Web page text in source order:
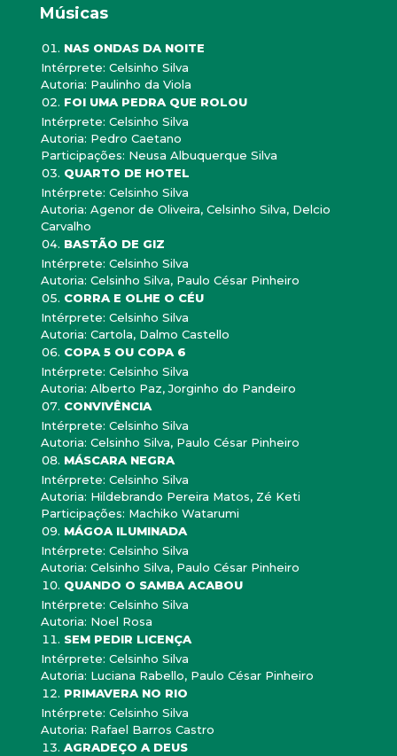
Músicas
NAS ONDAS DA NOITE
Intérprete: Celsinho Silva
Autoria: Paulinho da Viola
FOI UMA PEDRA QUE ROLOU
Intérprete: Celsinho Silva
Autoria: Pedro Caetano
Participações: Neusa Albuquerque Silva
QUARTO DE HOTEL
Intérprete: Celsinho Silva
Autoria: Agenor de Oliveira, Celsinho Silva, Delcio
Carvalho
BASTÃO DE GIZ
Intérprete: Celsinho Silva
Autoria: Celsinho Silva, Paulo César Pinheiro
CORRA E OLHE O CÉU
Intérprete: Celsinho Silva
Autoria: Cartola, Dalmo Castello
COPA 5 OU COPA 6
Intérprete: Celsinho Silva
Autoria: Alberto Paz, Jorginho do Pandeiro
CONVIVÊNCIA
Intérprete: Celsinho Silva
Autoria: Celsinho Silva, Paulo César Pinheiro
MÁSCARA NEGRA
Intérprete: Celsinho Silva
Autoria: Hildebrando Pereira Matos, Zé Keti
Participações: Machiko Watarumi
MÁGOA ILUMINADA
Intérprete: Celsinho Silva
Autoria: Celsinho Silva, Paulo César Pinheiro
QUANDO O SAMBA ACABOU
Intérprete: Celsinho Silva
Autoria: Noel Rosa
SEM PEDIR LICENÇA
Intérprete: Celsinho Silva
Autoria: Luciana Rabello, Paulo César Pinheiro
PRIMAVERA NO RIO
Intérprete: Celsinho Silva
Autoria: Rafael Barros Castro
AGRADEÇO A DEUS